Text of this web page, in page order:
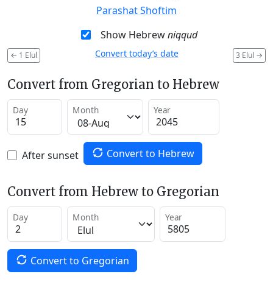
Parashat Shoftim
Show Hebrewniqqud
← 1 Elul 3 Elul →
Convert today’s date
Convert from Gregorian to Hebrew
Day Month Year
After sunset Convert to Hebrew
Convert from Hebrew to Gregorian
Day Month Year
Convert to Gregorian